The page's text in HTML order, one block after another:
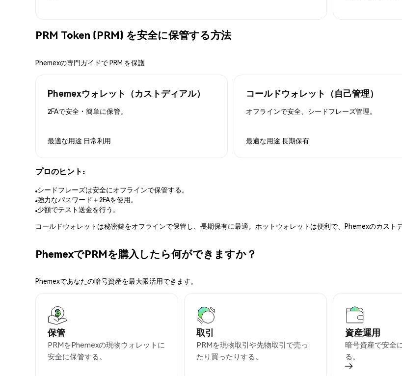
PRM Token (PRM) を安全に保管する方法
Phemexの専門ガイドで PRM を保護
Phemexウォレット（カストディアル）
2FAで安全・簡単に保管。
最適な用途 日常利用
コールドウォレット（自己管理）
オフラインで安全、シードフレーズ管理。
最適な用途 長期保有
プロのヒント:
シードフレーズは安全にオフラインで保管する。
強力なパスワード＋2FAを使用。
少額でテスト送金を行う。
コールドウォレットは秘密鍵をオフラインで保管し、長期保有に最適。ホットウォレットは便利で、Phemexのカスト
PhemexでPRMを購入したら何ができますか？
Phemexであなたの暗号資産を最大限活用できます。
保管
PRMをPhemexの現物ウォレットに
安全に保管する。
取引
PRMを現物取引や先物取引で売っ
たり買ったりする。
資産運用
暗号資産で安全
る。